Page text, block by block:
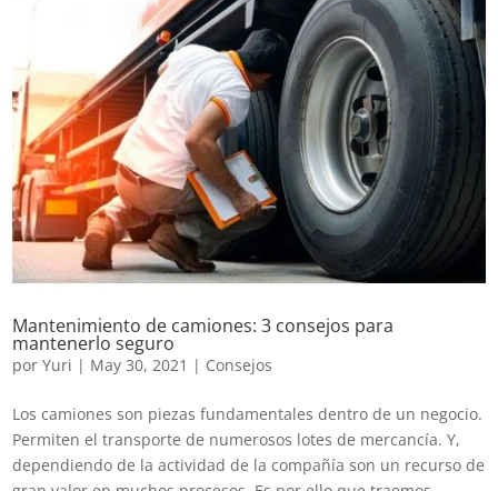
Mantenimiento de camiones: 3 consejos para
mantenerlo seguro
porYuri | May 30, 2021 | Consejos
Los camiones son piezas fundamentales dentro de un negocio.
Permiten el transporte de numerosos lotes de mercancía. Y,
dependiendo de la actividad de la compañía son un recurso de